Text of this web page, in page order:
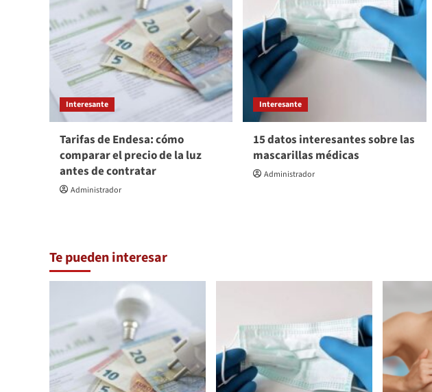
Interesante
Tarifas de Endesa: cómo
comparar el precio de la luz
antes de contratar
Administrador
Interesante
15 datos interesantes sobre las
mascarillas médicas
Administrador
Te pueden interesar